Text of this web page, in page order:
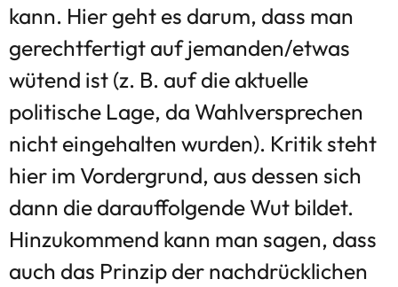
kann. Hier geht es darum, dass man
gerechtfertigt auf jemanden/etwas
wütend ist (z. B. auf die aktuelle
politische Lage, da Wahlversprechen
nicht eingehalten wurden). Kritik steht
hier im Vordergrund, aus dessen sich
dann die darauffolgende Wut bildet.
Hinzukommend kann man sagen, dass
auch das Prinzip der nachdrücklichen